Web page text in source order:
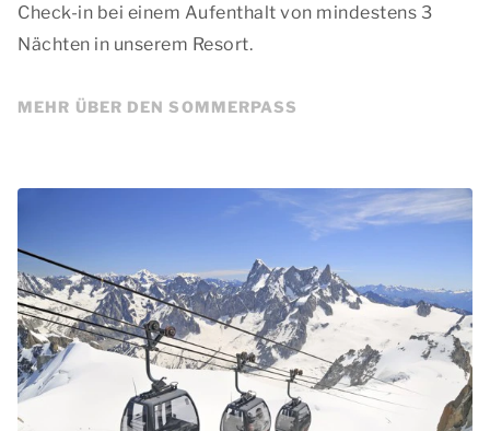
Check-in bei einem Aufenthalt von mindestens 3
Nächten in unserem Resort.
MEHR ÜBER DEN SOMMERPASS